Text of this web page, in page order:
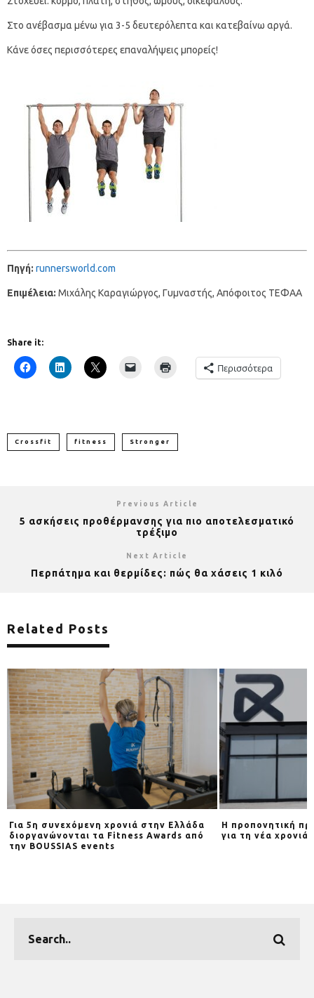
Στο ανέβασμα μένω για 3-5 δευτερόλεπτα και κατεβαίνω αργά.
Κάνε όσες περισσότερες επαναλήψεις μπορείς!
Πηγή: runnersworld.com
Επιμέλεια: Μιχάλης Καραγιώργος, Γυμναστής, Απόφοιτος ΤΕΦΑΑ
Share it:
Περισσότερα
Crossfit fitness Stronger
Previous Article
5 ασκήσεις προθέρμανσης για πιο αποτελεσματικό
τρέξιμο
Next Article
Περπάτημα και θερμίδες: πώς θα χάσεις 1 κιλό
Related Posts
Για 5η συνεχόμενη χρονιά στην Ελλάδα
διοργανώνονται τα Fitness Awards από
την BOUSSIAS events
Η προπονητική
για τη νέα χρονιά